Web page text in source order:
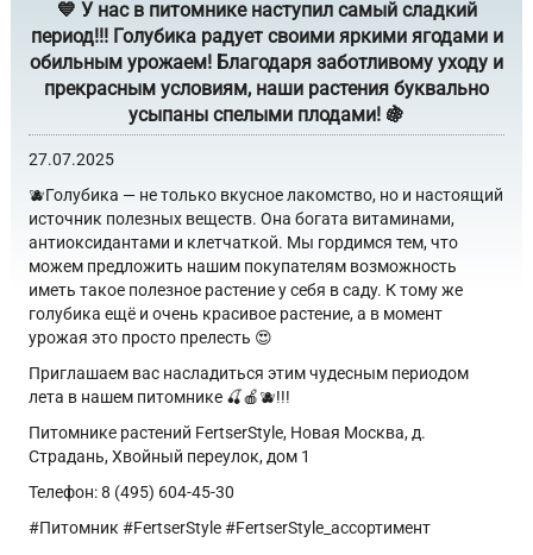
💙 У нас в питомнике наступил самый сладкий
период!!! Голубика радует своими яркими ягодами и
обильным урожаем! Благодаря заботливому уходу и
прекрасным условиям, наши растения буквально
усыпаны спелыми плодами! 🍇
27.07.2025
🫐Голубика — не только вкусное лакомство, но и настоящий
источник полезных веществ. Она богата витаминами,
антиоксидантами и клетчаткой. Мы гордимся тем, что
можем предложить нашим покупателям возможность
иметь такое полезное растение у себя в саду. К тому же
голубика ещё и очень красивое растение, а в момент
урожая это просто прелесть 😍
Приглашаем вас насладиться этим чудесным периодом
лета в нашем питомнике 🍒🍎🫐!!!
Питомнике растений FertserStyle, Новая Москва, д.
Страдань, Хвойный переулок, дом 1
Телефон: 8 (495) 604-45-30
#Питомник #FertserStyle #FertserStyle_ассортимент